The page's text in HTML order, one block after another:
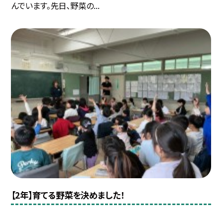
んでいます。先日、野菜の...
【2年】育てる野菜を決めました！